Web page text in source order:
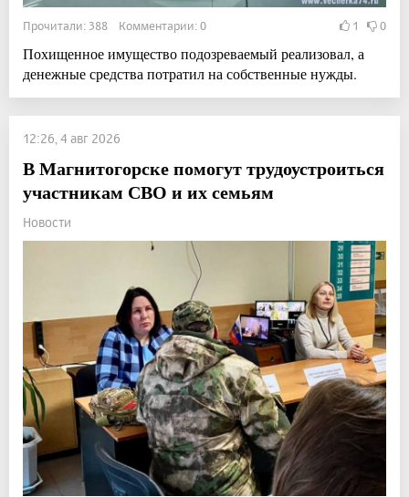
Прочитали: 388 Комментарии: 0 1 0
Похищенное имущество подозреваемый реализовал, а
денежные средства потратил на собственные нужды.
12:26, 4 авг 2026
В Магнитогорске помогут трудоустроиться
участникам СВО и их семьям
Новости